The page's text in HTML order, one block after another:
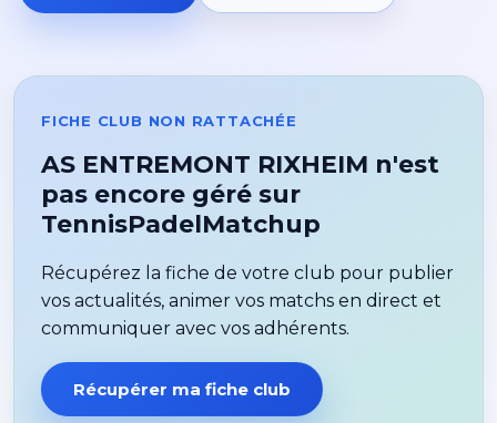
FICHE CLUB NON RATTACHÉE
AS ENTREMONT RIXHEIM n'est
pas encore géré sur
TennisPadelMatchup
Récupérez la fiche de votre club pour publier
vos actualités, animer vos matchs en direct et
communiquer avec vos adhérents.
Récupérer ma fiche club